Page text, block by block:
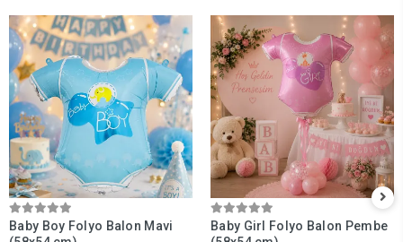
Baby Boy Folyo Balon Mavi
Baby Girl Folyo Balon Pembe